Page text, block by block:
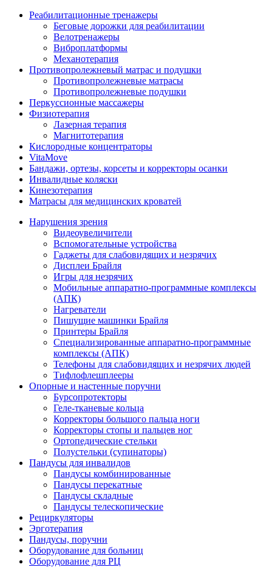
Реабилитационные тренажеры
Беговые дорожки для реабилитации
Велотренажеры
Виброплатформы
Механотерапия
Противопролежневый матрас и подушки
Противопролежневые матрасы
Противопролежневые подушки
Перкуссионные массажеры
Физиотерапия
Лазерная терапия
Магнитотерапия
Кислородные концентраторы
VitaMove
Бандажи, ортезы, корсеты и корректоры осанки
Инвалидные коляски
Кинезотерапия
Матрасы для медицинских кроватей
Нарушения зрения
Видеоувеличители
Вспомогательные устройства
Гаджеты для слабовидящих и незрячих
Дисплеи Брайля
Игры для незрячих
Мобильные аппаратно-программные комплексы
(АПК)
Нагреватели
Пишущие машинки Брайля
Принтеры Брайля
Специализированные аппаратно-программные
комплексы (АПК)
Телефоны для слабовидящих и незрячих людей
Тифлофлешплееры
Опорные и настенные поручни
Бурсопротекторы
Геле-тканевые кольца
Корректоры большого пальца ноги
Корректоры стопы и пальцев ног
Ортопедические стельки
Полустельки (супинаторы)
Пандусы для инвалидов
Пандусы комбинированные
Пандусы перекатные
Пандусы складные
Пандусы телескопические
Рециркуляторы
Эрготерапия
Пандусы, поручни
Оборудование для больниц
Оборудование для РЦ